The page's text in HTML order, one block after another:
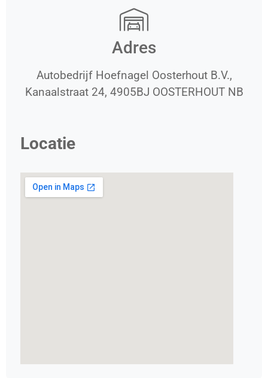
Adres
Autobedrijf Hoefnagel Oosterhout B.V.,
Kanaalstraat 24, 4905BJ OOSTERHOUT NB
Locatie